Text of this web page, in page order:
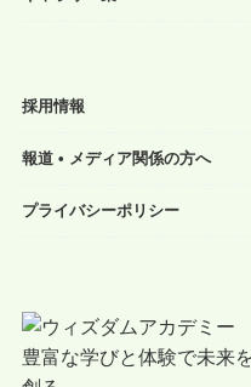
採用情報
報道 • メディア関係の方へ
プライバシーポリシー